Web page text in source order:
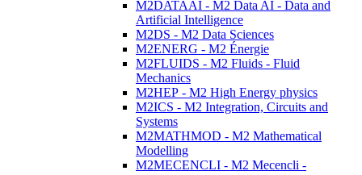
M2DATAAI - M2 Data AI - Data and
Artificial Intelligence
M2DS - M2 Data Sciences
M2ENERG - M2 Énergie
M2FLUIDS - M2 Fluids - Fluid
Mechanics
M2HEP - M2 High Energy physics
M2ICS - M2 Integration, Circuits and
Systems
M2MATHMOD - M2 Mathematical
Modelling
M2MECENCLI - M2 Mecencli -